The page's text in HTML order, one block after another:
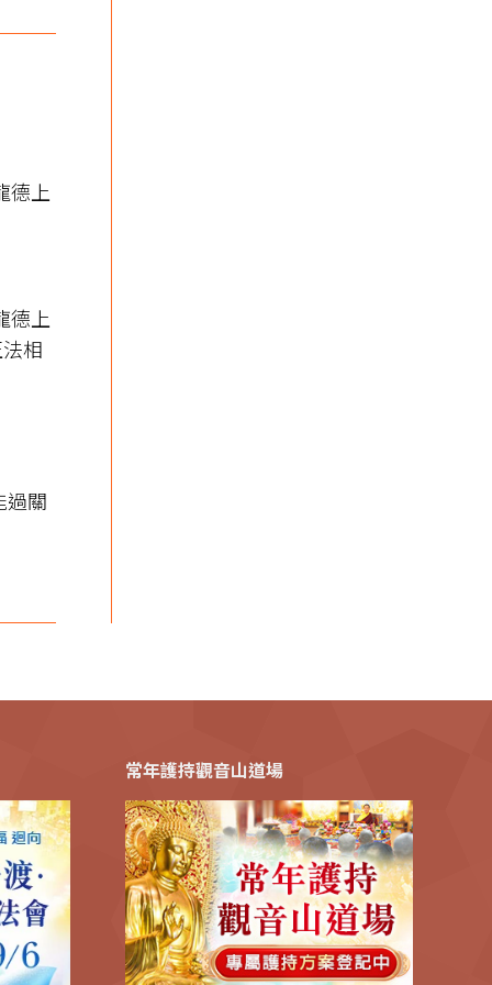
德上
德上
相
過關
常年護持觀音山道場